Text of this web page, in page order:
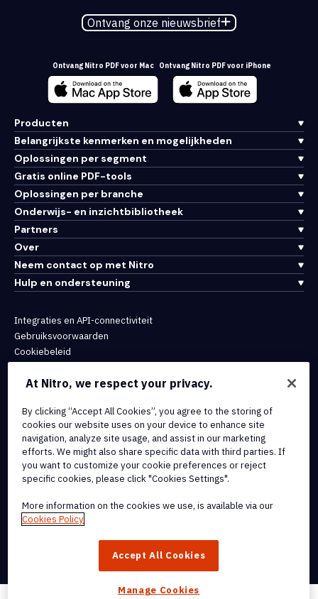
Ontvang onze nieuwsbrief
Ontvang Nitro PDF voor Mac Ontvang Nitro PDF voor iPhone
Producten
Belangrijkste kenmerken en mogelijkheden
Oplossingen per segment
Gratis online PDF-tools
Oplossingen per branche
Onderwijs- en inzichtbibliotheek
Partners
Over
Neem contact op met Nitro
Hulp en ondersteuning
Integraties en API-connectiviteit
Gebruiksvoorwaarden
Cookiebeleid
Alle voorwaarden en beleidsmaatregelen
© 2026 Nitro Software, Inc. Inc. Alle rechten voorbehouden.
Nitro, het Nitro-logo, Nitro Productivity Platform, Nitro PDF Pro, Nitro
Sign en Nitro Analytics zijn handelsmerken en/of geregistreerde
handelsmerken van Nitro Software, Inc. of haar
dochterondernemingen in de Verenigde Staten en/of andere
landen.
At Nitro, we respect your privacy.
By clicking “Accept All Cookies”, you agree to the storing of
cookies our website uses on your device to enhance site
navigation, analyze site usage, and assist in our marketing
efforts. We might also share specific data with third parties. If
you want to customize your cookie preferences or reject
specific cookies, please click "Cookies Settings".
More information on the cookies we use, is available via our
Cookies Policy
Accept All Cookies
Manage Cookies